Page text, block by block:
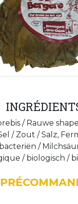
/ Rauwe
/ Zout / Salz,
/
/ biologisch /